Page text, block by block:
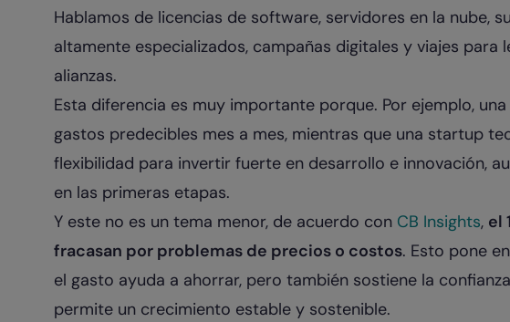
Hablamos de licencias de software, servidores en la nube,
altamente especializados, campañas digitales y viajes para
alianzas.
Esta diferencia es muy importante porque. Por ejemplo,
gastos predecibles mes a mes, mientras que una startup
flexibilidad para invertir fuerte en desarrollo e innovación,
en las primeras etapas.
Y este no es un tema menor, de acuerdo con CB Insights, el
fracasan por problemas de precios o costos. Esto pone
el gasto ayuda a ahorrar, pero también sostiene la
permite un crecimiento estable y sostenible.